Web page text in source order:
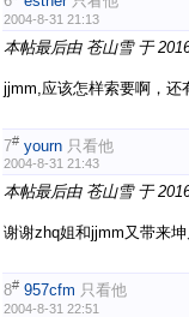
2004-8-31 21:13
本帖最后由 苍山雪 于
jjmm,应该怎样索要啊，还
7# yourn 只看他
2004-8-31 21:43
本帖最后由 苍山雪 于
谢谢zhq姐和jjmm又带来坤
8# 957cfm 只看他
2004-8-31 22:51